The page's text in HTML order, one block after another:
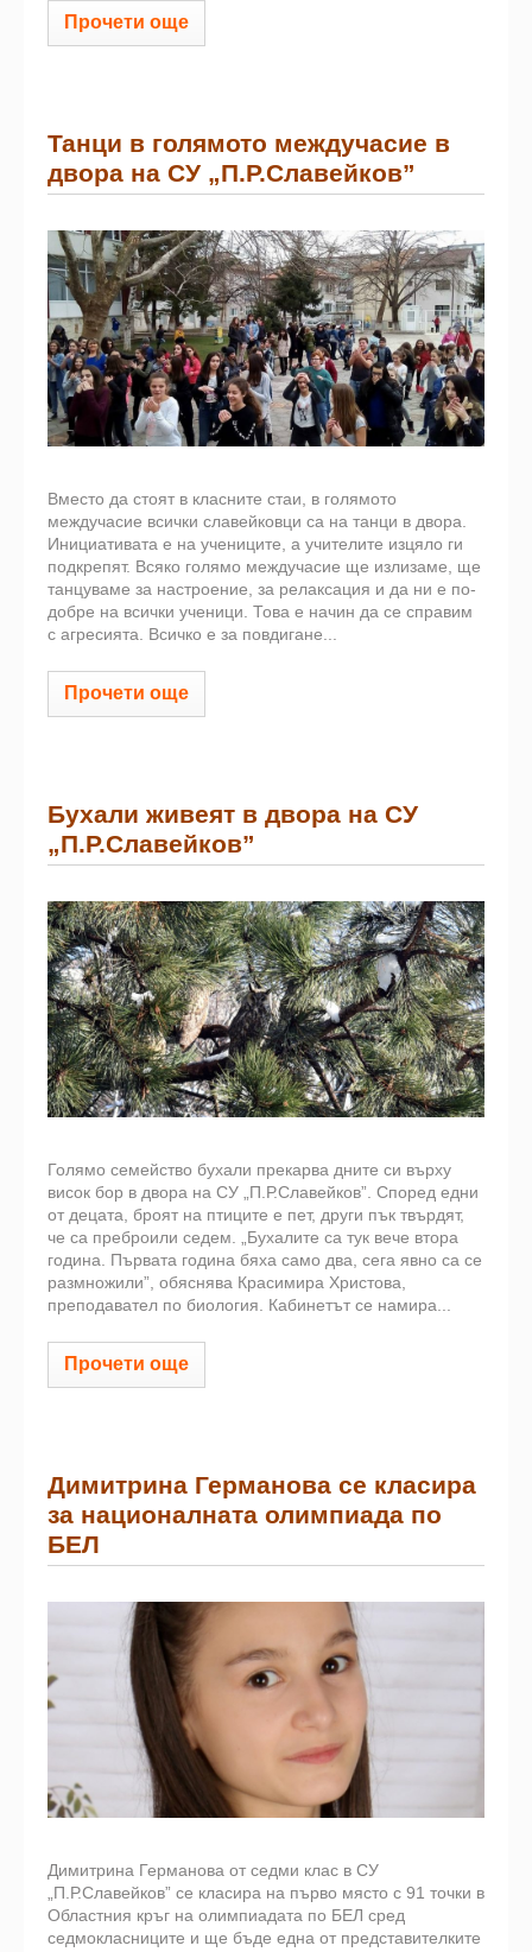
Прочети още
Танци в голямото междучасие в
двора на СУ „П.Р.Славейков”
Вместо да стоят в класните стаи, в голямото
междучасие всички славейковци са на танци в двора.
Инициативата е на учениците, а учителите изцяло ги
подкрепят. Всяко голямо междучасие ще излизаме, ще
танцуваме за настроение, за релаксация и да ни е по-
добре на всички ученици. Това е начин да се справим
с агресията. Всичко е за повдигане...
Прочети още
Бухали живеят в двора на СУ
„П.Р.Славейков”
Голямо семейство бухали прекарва дните си върху
висок бор в двора на СУ „П.Р.Славейков”. Според едни
от децата, броят на птиците е пет, други пък твърдят,
че са преброили седем. „Бухалите са тук вече втора
година. Първата година бяха само два, сега явно са се
размножили”, обяснява Красимира Христова,
преподавател по биология. Кабинетът се намира...
Прочети още
Димитрина Германова се класира
за националната олимпиада по
БЕЛ
Димитрина Германова от седми клас в СУ
„П.Р.Славейков” се класира на първо място с 91 точки в
Областния кръг на олимпиадата по БЕЛ сред
седмокласниците и ще бъде една от представителките